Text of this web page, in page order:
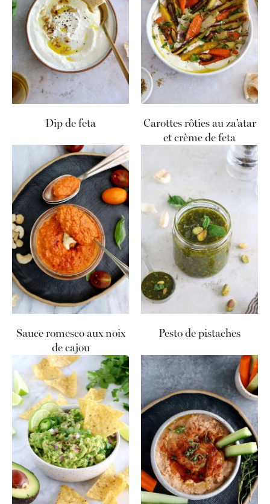
Dip de feta
Carottes rôties au za’atar
et crème de feta
Sauce romesco aux noix
de cajou
Pesto de pistaches